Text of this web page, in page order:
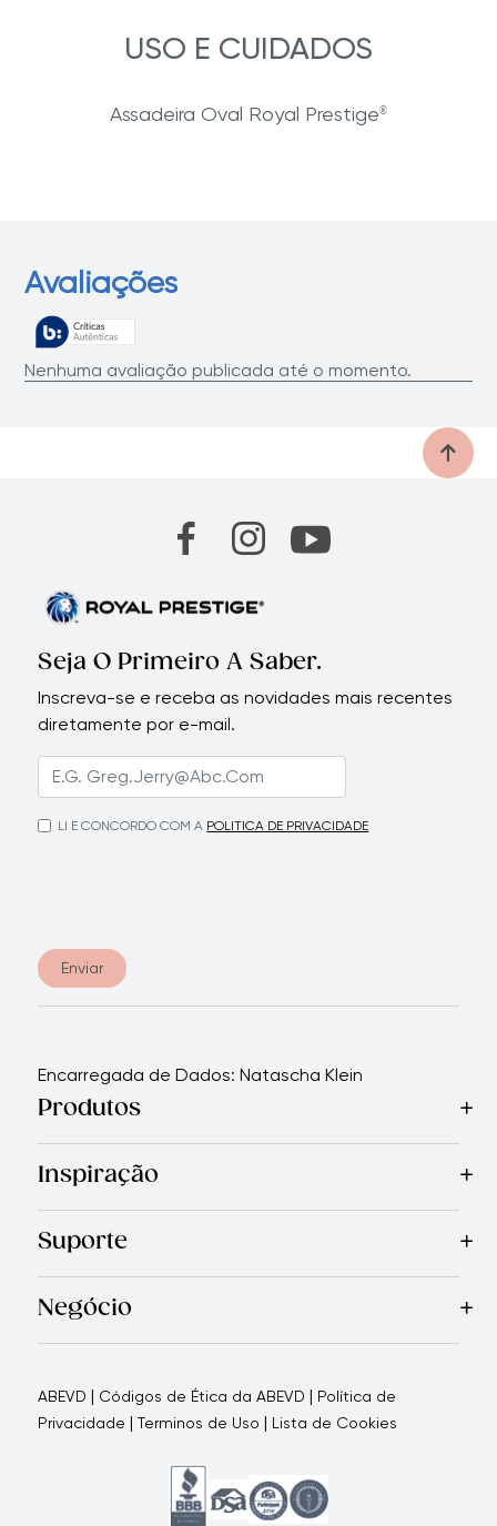
USO E CUIDADOS
Assadeira Oval Royal Prestige®
Avaliações
Nenhuma avaliação publicada até o momento.
Seja O Primeiro A Saber.
Inscreva-se e receba as novidades mais recentes
diretamente por e-mail.
LI E CONCORDO COM A POLITICA DE PRIVACIDADE
Enviar
Encarregada de Dados: Natascha Klein
Produtos
Mais VendidosCozinhaFacasTalheresEletrodomésticos
Inspiração
ReceitasBlogRevista Royal PrestigePrograma de
Suporte
Garantia LimitadaQuem SomosEntre em Contato
Negócio
Porque nos escolherComo apoiamos seu negócio
ABEVD | Códigos de Ética da ABEVD | Política de
Privacidade |Terminos de Uso | Lista de Cookies